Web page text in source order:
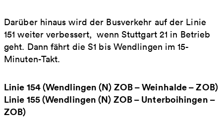
Darüber hinaus wird der Busverkehr auf der Linie
151 weiter verbessert, wenn Stuttgart 21 in Betrieb
geht. Dann fährt die S1 bis Wendlingen im 15-
Minuten-Takt.
Linie 154 (Wendlingen (N) ZOB – Weinhalde – ZOB)
Linie 155 (Wendlingen (N) ZOB – Unterboihingen –
ZOB)